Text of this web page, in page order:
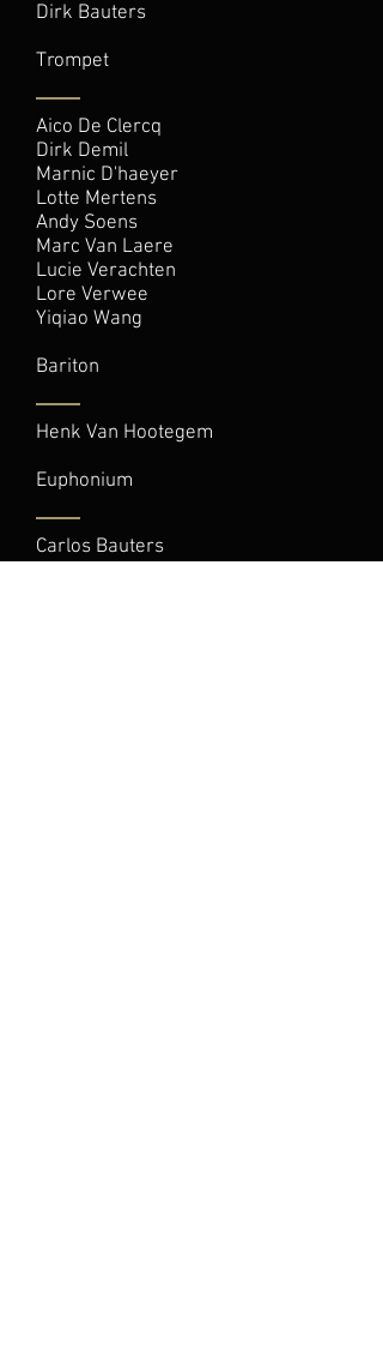
Dirk Bauters
Trompet
Aico De Clercq
Dirk Demil
Marnic D'haeyer
Lotte Mertens
Andy Soens
Marc Van Laere
Lucie Verachten
Lore Verwee
Yiqiao Wang
Bariton
Henk Van Hootegem
Euphonium
Carlos Bauters